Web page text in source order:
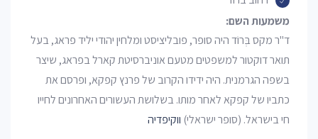
משמעות השם:
ד"ר מקס בְּרוֹד היה סופר, פובליציסט ומלחין יהודי יליד פראג, בעל
תואר דוקטור למשפטים מטעם אוניברסיטת קארל בפראג, שיצר
בשפה הגרמנית. היה ידידו הקרוב של פרנץ קפקא, ופרסם את
כתביו של קפקא לאחר מותו. בשלושת העשורים האחרונים לחייו
חי בישראל. (סופר ישראלי) ווקיפדיה